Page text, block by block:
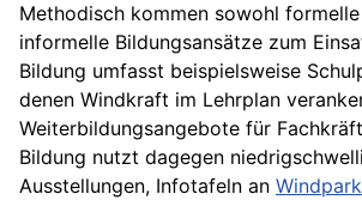
Methodisch kommen sowohl
informelle Bildungsansätze zum
Bildung umfasst beispielsweise
denen Windkraft im Lehrplan
Weiterbildungsangebote für
Bildung nutzt dagegen
Ausstellungen, Infotafeln an